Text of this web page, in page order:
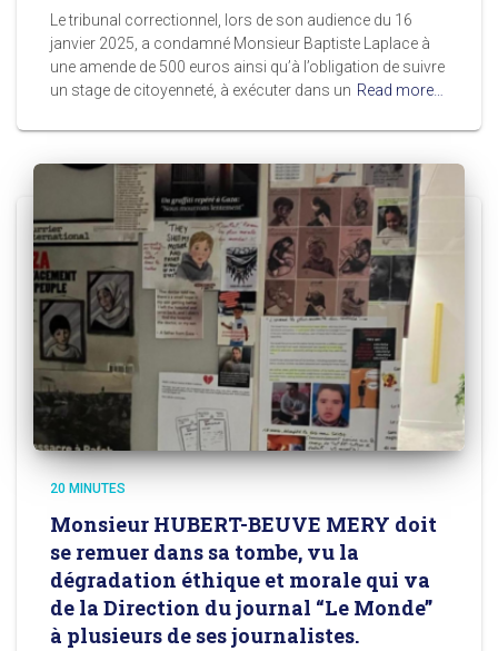
Le tribunal correctionnel, lors de son audience du 16
janvier 2025, a condamné Monsieur Baptiste Laplace à
une amende de 500 euros ainsi qu’à l’obligation de suivre
un stage de citoyenneté, à exécuter dans un Read more…
20 MINUTES
Monsieur HUBERT-BEUVE MERY doit
se remuer dans sa tombe, vu la
dégradation éthique et morale qui va
de la Direction du journal “Le Monde”
à plusieurs de ses journalistes.